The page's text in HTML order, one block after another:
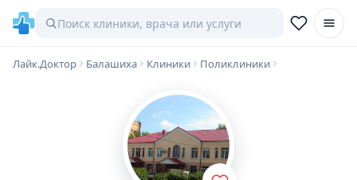
Лайк.Доктор Балашиха Клиники Поликлиники